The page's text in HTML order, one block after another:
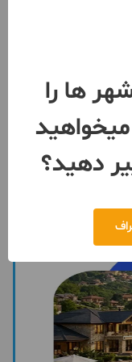
12,750,000,000 تومان
091391***01
ها را
میخواهید
دهید؟